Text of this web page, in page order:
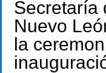
Secretaría
Nuevo
la